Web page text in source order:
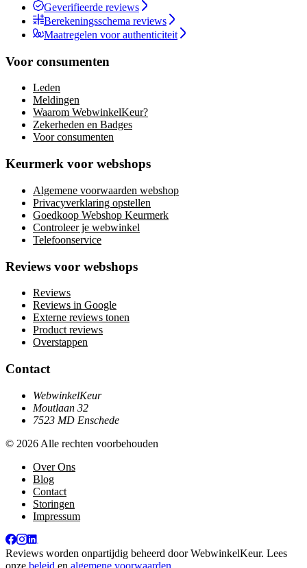
Geverifieerde reviews
Berekeningsschema reviews
Maatregelen voor authenticiteit
Voor consumenten
Leden
Meldingen
Waarom WebwinkelKeur?
Zekerheden en Badges
Voor consumenten
Keurmerk voor webshops
Algemene voorwaarden webshop
Privacyverklaring opstellen
Goedkoop Webshop Keurmerk
Controleer je webwinkel
Telefoonservice
Reviews voor webshops
Reviews
Reviews in Google
Externe reviews tonen
Product reviews
Overstappen
Contact
WebwinkelKeur
Moutlaan 32
7523 MD Enschede
© 2026 Alle rechten voorbehouden
Over Ons
Blog
Contact
Storingen
Impressum
Reviews worden onpartijdig beheerd doorWebwinkelKeur. Lees
onze beleid en algemene voorwaarden